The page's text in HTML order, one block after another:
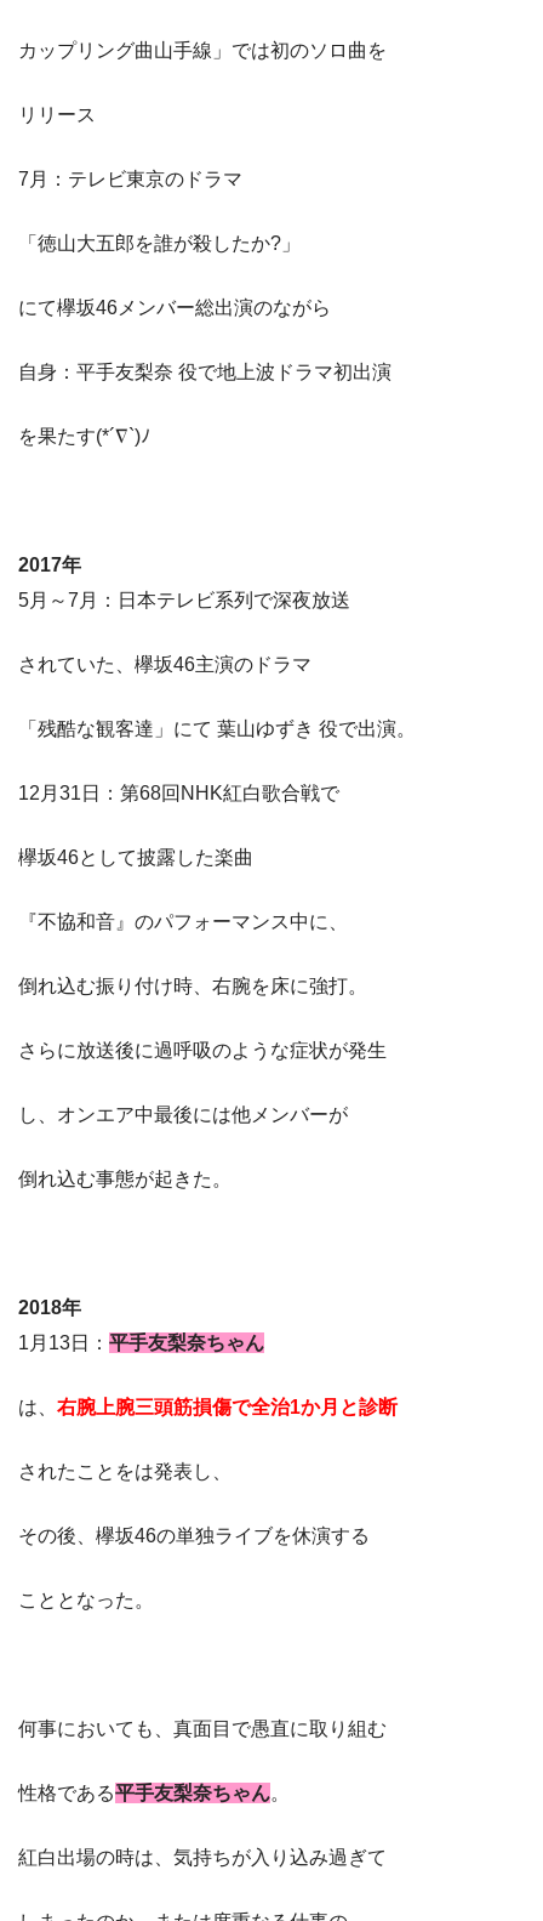
カップリング曲山手線」では初のソロ曲を
リリース
7月：テレビ東京のドラマ
「徳山大五郎を誰が殺したか?」
にて欅坂46メンバー総出演のながら
自身：平手友梨奈 役で地上波ドラマ初出演
を果たす(*´∇`)ﾉ
2017年
5月～7月：日本テレビ系列で深夜放送
されていた、欅坂46主演のドラマ
「残酷な観客達」にて 葉山ゆずき 役で出演。
12月31日：第68回NHK紅白歌合戦で
欅坂46として披露した楽曲
『不協和音』のパフォーマンス中に、
倒れ込む振り付け時、右腕を床に強打。
さらに放送後に過呼吸のような症状が発生
し、オンエア中最後には他メンバーが
倒れ込む事態が起きた。
2018年
1月13日： 平手友梨奈ちゃん
は、 右腕上腕三頭筋損傷で全治1か月と診断
されたことをは発表し、
その後、欅坂46の単独ライブを休演する
こととなった。
何事においても、真面目で愚直に取り組む
性格である平手友梨奈ちゃん。
紅白出場の時は、気持ちが入り込み過ぎて